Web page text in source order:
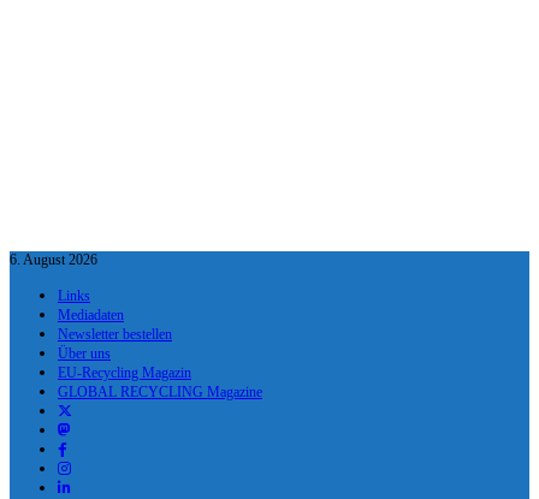
6. August 2026
Links
Mediadaten
Newsletter bestellen
Über uns
EU-Recycling Magazin
GLOBAL RECYCLING Magazine